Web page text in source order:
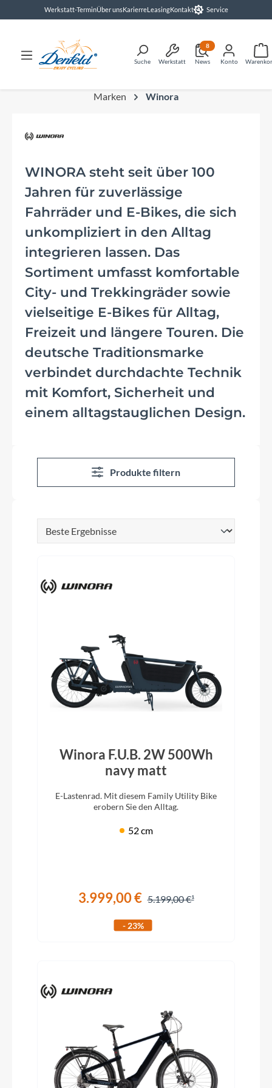
springenWerkstatt-TerminÜber unsKarierreLeasingKontakt Service
Suche Werkstatt News
8
Konto
Marken Winora
WINORA steht seit über 100
Jahren für zuverlässige
Fahrräder und E-Bikes, die sich
unkompliziert in den Alltag
integrieren lassen. Das
Sortiment umfasst komfortable
City- und Trekkingräder sowie
vielseitige E-Bikes für Alltag,
Freizeit und längere Touren. Die
deutsche Traditionsmarke
verbindet durchdachte Technik
mit Komfort, Sicherheit und
einem alltagstauglichen Design.
Produkte filtern
Winora F.U.B. 2W 500Wh
navy matt
E-Lastenrad. Mit diesem Family Utility Bike
erobern Sie den Alltag.
52 cm
3.999,00 € 5.199,00 €
- 23%